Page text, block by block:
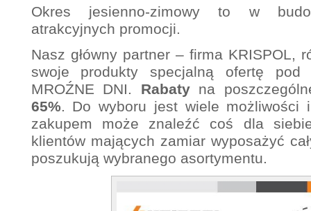
Okres jesienno-zimowy to w
atrakcyjnych promocji.
Nasz główny partner – firma KRISPOL,
swoje produkty specjalną ofertę pod
MROŹNE DNI. Rabatyna
65%. Do wyboru jest wiele możliwości
zakupem może znaleźć coś dla
klientów mających zamiar wyposażyć
poszukują wybranego asortymentu.